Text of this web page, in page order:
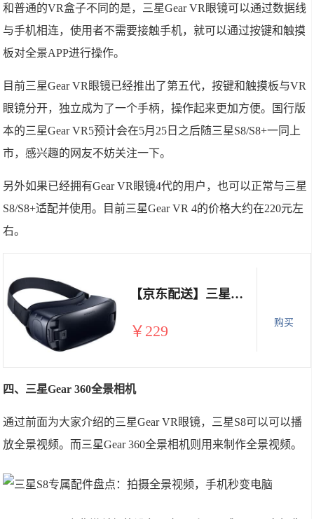
和普通的VR盒子不同的是，三星Gear VR眼镜可以通过数据线
与手机相连，使用者不需要接触手机，就可以通过按键和触摸
板对全景APP进行操作。
目前三星Gear VR眼镜已经推出了第五代，按键和触摸板与VR
眼镜分开，独立成为了一个手柄，操作起来更加方便。国行版
本的三星Gear VR5预计会在5月25日之后随三星S8/S8+一同上
市，感兴趣的网友不妨关注一下。
另外如果已经拥有Gear VR眼镜4代的用户，也可以正常与三星
S8/S8+适配并使用。目前三星Gear VR 4的价格大约在220元左
右。
【京东配送】三星Gear VR眼镜 4代 Oculus 智能虚拟现实3D头盔 新品三星Gear VR 4代 送数据线
￥229 购买
四、三星Gear 360全景相机
通过前面为大家介绍的三星Gear VR眼镜，三星S8可以可以播
放全景视频。而三星Gear 360全景相机则用来制作全景视频。